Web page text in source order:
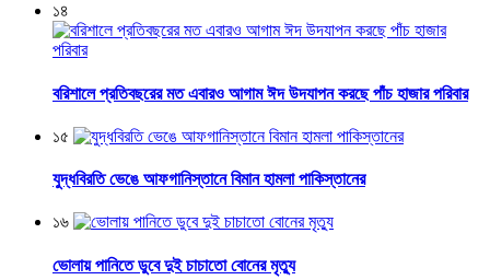
১৪
বরিশালে প্রতিবছরের মত এবারও আগাম ঈদ উদযাপন করছে পাঁচ হাজার পরিবার
১৫
যুদ্ধবিরতি ভেঙে আফগানিস্তানে বিমান হামলা পাকিস্তানের
১৬
ভোলায় পানিতে ডুবে দুই চাচাতো বোনের মৃত্যু